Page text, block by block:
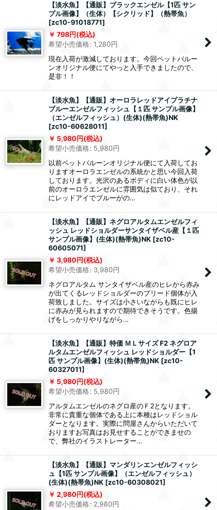
【淡水魚】【通販】ブラックエンゼル【1匹 サン
プル画像】（生体）【シクリッド】（熱帯魚）
[zc10-91018771]
798円(税込)
希望小売価格: 1,280円
現在入荷が激減しております。今回ペットバルー
ンオリジナル便にてやっと入手できましたので、
是非！！
【淡水魚】【通販】オーロラレッドアイプラチナ
ブルーエンゼルフィッシュ【１匹 サンプル画像】
（エンゼルフィッシュ）(生体)(熱帯魚)NK
[zc10-60628011]
5,980円(税込)
希望小売価格: 5,980円
以前ペットバルーンオリジナル便にて入荷してお
りますオーロラエンゼルの系統かと思い今回入荷
しております。光沢のあるボディに白い体色が以
前のオーロラエンゼルに雰囲気は似ており、それ
にレッドアイでブルーがの…
【淡水魚】【通販】ネグロアルタムエンゼルフィ
ッシュ レッドショルダーサンタイザベル産【１匹
サンプル画像】(生体)(熱帯魚)NK [zc10-
60605071]
3,980円(税込)
希望小売価格: 3,980円
ネグロアルタム サンタイザベル産のヒレから赤み
が出てくるレッドショルダーのブリード個体が入
荷致しました。サイズは小さいながらも既にヒレ
に赤みが見られますので期待できそうです。色揚
げをしっかりやりながら…
【淡水魚】【通販】特価 ＭＬサイズ F2 ネグロア
ルタムエンゼルフィッシュ レッドショルダー【1
匹 サンプル画像】(生体)(熱帯魚)NK [zc10-
60327011]
5,980円(税込)
希望小売価格: 5,980円
アルタムエンゼルのネグロ産のＦ2となります。
非常に貴重な個体である上に本種はレッドショル
ダーとなります。実際に問屋さんからいただいて
おりますお写真はお見せすることができませの
で、弊社のイラストレーター…
【淡水魚】【通販】マンダリンエンゼルフィッシ
ュ【1匹 サンプル画像】（エンゼルフィッシュ）
(生体)(熱帯魚)NK [zc10-60308021]
2,980円(税込)
希望小売価格: 2,980円